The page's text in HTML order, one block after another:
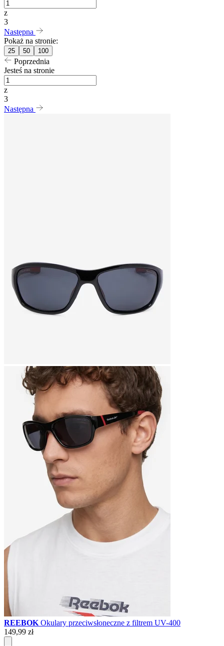
z
3
Następna
Pokaż na stronie:
25 50 100
Poprzednia
Jesteś na stronie
z
3
Następna
REEBOK Okulary przeciwsłoneczne z filtrem UV-400
149,99 zł